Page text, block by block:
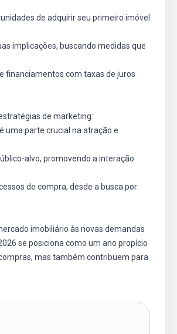
de adquirir seu primeiro imóvel
implicações, buscando medidas que
financiamentos com taxas de juros
de marketing:
uma parte crucial na atração e
alvo, promovendo a interação
de compra, desde a busca por
imobiliário às novas demandas
se posiciona como um ano propício
mas também contribuem para